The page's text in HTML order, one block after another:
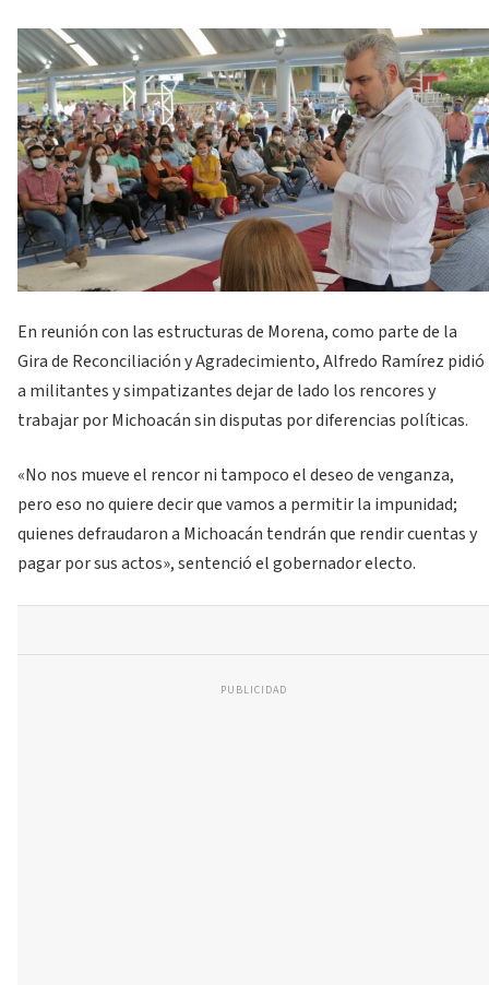
En reunión con las estructuras de Morena, como parte de la
Gira de Reconciliación y Agradecimiento, Alfredo Ramírez pidió
a militantes y simpatizantes dejar de lado los rencores y
trabajar por Michoacán sin disputas por diferencias políticas.
«No nos mueve el rencor ni tampoco el deseo de venganza,
pero eso no quiere decir que vamos a permitir la impunidad;
quienes defraudaron a Michoacán tendrán que rendir cuentas y
pagar por sus actos», sentenció el gobernador electo.
PUBLICIDAD